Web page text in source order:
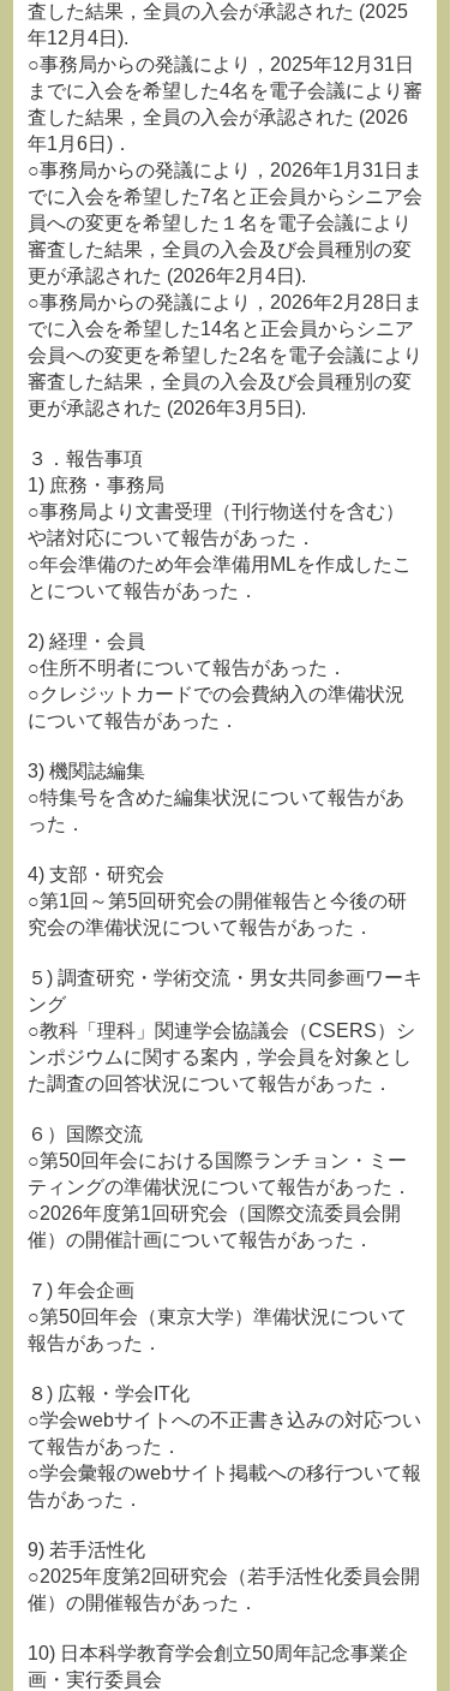
査した結果，全員の入会が承認された (2025
年12月4日).
○事務局からの発議により，2025年12月31日
までに入会を希望した4名を電子会議により審
査した結果，全員の入会が承認された (2026
年1月6日)．
○事務局からの発議により，2026年1月31日ま
でに入会を希望した7名と正会員からシニア会
員への変更を希望した１名を電子会議により
審査した結果，全員の入会及び会員種別の変
更が承認された (2026年2月4日).
○事務局からの発議により，2026年2月28日ま
でに入会を希望した14名と正会員からシニア
会員への変更を希望した2名を電子会議により
審査した結果，全員の入会及び会員種別の変
更が承認された (2026年3月5日).
３．報告事項
1) 庶務・事務局
○事務局より文書受理（刊行物送付を含む）
や諸対応について報告があった．
○年会準備のため年会準備用MLを作成したこ
とについて報告があった．
2) 経理・会員
○住所不明者について報告があった．
○クレジットカードでの会費納入の準備状況
について報告があった．
3) 機関誌編集
○特集号を含めた編集状況について報告があ
った．
4) 支部・研究会
○第1回～第5回研究会の開催報告と今後の研
究会の準備状況について報告があった．
５) 調査研究・学術交流・男女共同参画ワーキ
ング
○教科「理科」関連学会協議会（CSERS）シ
ンポジウムに関する案内，学会員を対象とし
た調査の回答状況について報告があった．
６）国際交流
○第50回年会における国際ランチョン・ミー
ティングの準備状況について報告があった．
○2026年度第1回研究会（国際交流委員会開
催）の開催計画について報告があった．
７) 年会企画
○第50回年会（東京大学）準備状況について
報告があった．
８) 広報・学会IT化
○学会webサイトへの不正書き込みの対応つい
て報告があった．
○学会彙報のwebサイト掲載への移行ついて報
告があった．
9) 若手活性化
○2025年度第2回研究会（若手活性化委員会開
催）の開催報告があった．
10) 日本科学教育学会創立50周年記念事業企
画・実行委員会